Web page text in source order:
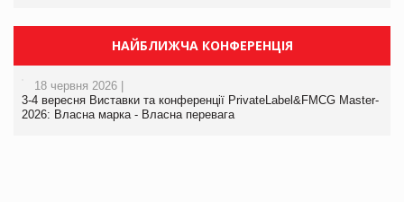
НАЙБЛИЖЧА КОНФЕРЕНЦІЯ
18 червня 2026 |
3-4 вересня Виставки та конференції PrivateLabel&FMCG Master-
2026: Власна марка - Власна перевага